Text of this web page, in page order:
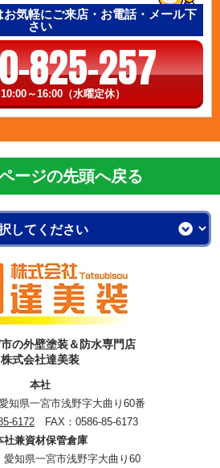
気軽にご来店・お電話・メール下
さい
825-257
～16:00（水曜定休）
ージの先頭へ戻る
の外壁塗装＆防水専門店
株式会社達美装
本社
知県一宮市浅野字大曲り60番
6172 FAX：0586-85-6173
社兼資材保管倉庫
知県一宮市浅野字大曲り60